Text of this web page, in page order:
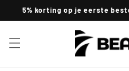
naar de
content
5% korting op je eerste